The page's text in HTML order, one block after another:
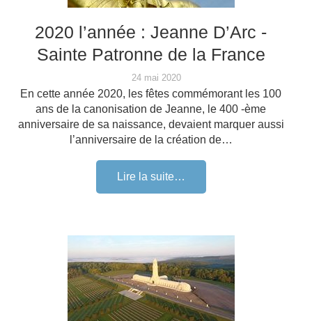
2020 l’année : Jeanne D’Arc -
Sainte Patronne de la France
24 mai 2020
En cette année 2020, les fêtes commémorant les 100
ans de la canonisation de Jeanne, le 400 -ème
anniversaire de sa naissance, devaient marquer aussi
l’anniversaire de la création de…
Lire la suite…